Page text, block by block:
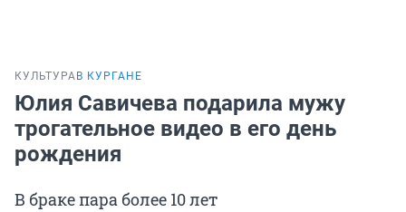
КУЛЬТУРА В КУРГАНЕ
Юлия Савичева подарила мужу
трогательное видео в его день
рождения
В браке пара более 10 лет